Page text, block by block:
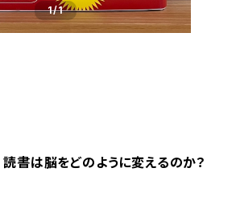
1/1
書は脳をどのように変えるのか？